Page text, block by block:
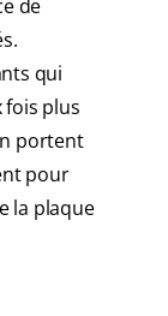
de
qui
plus
portent
pour
la plaque